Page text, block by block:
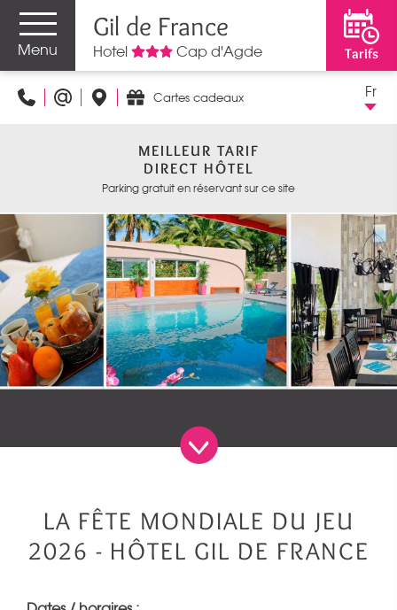
Menu
Gil de France
Hotel Cap d'Agde Tarifs
Cartes cadeaux Fr
MEILLEUR TARIF
DIRECT HÔTEL
Parking gratuit en réservant sur ce site
LA FÊTE MONDIALE DU JEU
2026 - HÔTEL GIL DE FRANCE